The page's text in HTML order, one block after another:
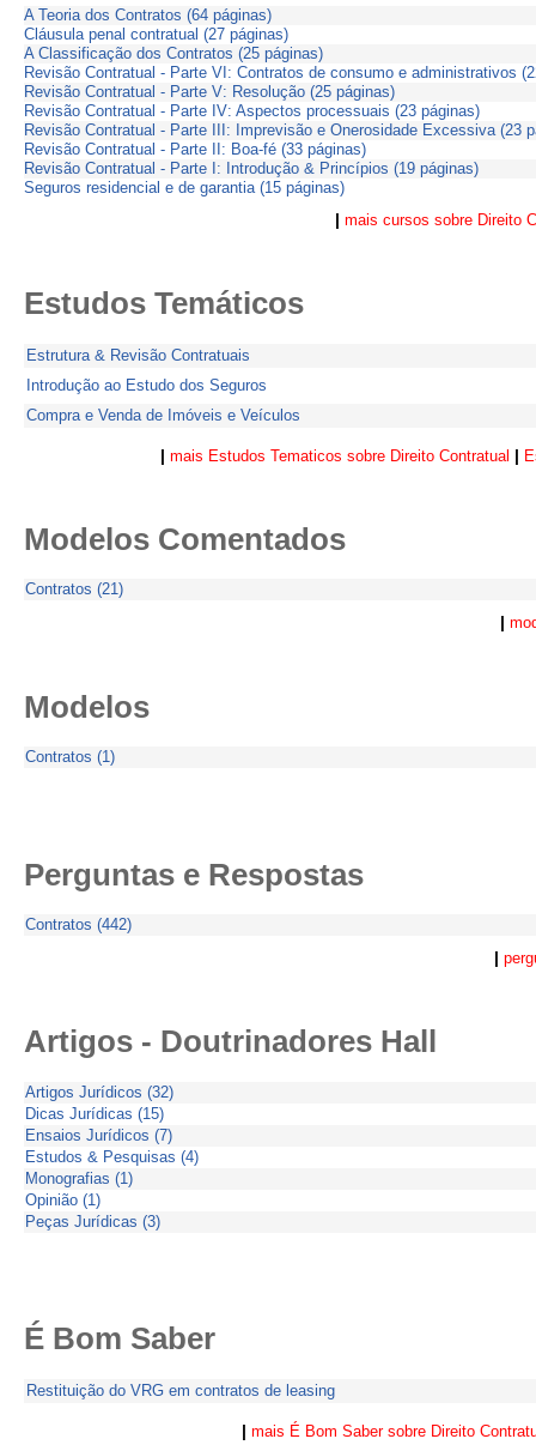
A Teoria dos Contratos (64 páginas)
Cláusula penal contratual (27 páginas)
A Classificação dos Contratos (25 páginas)
Revisão Contratual - Parte VI: Contratos de consumo e administrativos
Revisão Contratual - Parte V: Resolução (25 páginas)
Revisão Contratual - Parte IV: Aspectos processuais (23 páginas)
Revisão Contratual - Parte III: Imprevisão e Onerosidade Excessiva (23
Revisão Contratual - Parte II: Boa-fé (33 páginas)
Revisão Contratual - Parte I: Introdução & Princípios (19 páginas)
Seguros residencial e de garantia (15 páginas)
| mais cursos sobre Direito
Estudos Temáticos
Estrutura & Revisão Contratuais
Introdução ao Estudo dos Seguros
Compra e Venda de Imóveis e Veículos
| mais Estudos Tematicos sobre Direito Contratual |
Modelos Comentados
Contratos (21)
|
Modelos
Contratos (1)
Perguntas e Respostas
Contratos (442)
|
Artigos - Doutrinadores Hall
Artigos Jurídicos (32)
Dicas Jurídicas (15)
Ensaios Jurídicos (7)
Estudos & Pesquisas (4)
Monografias (1)
Opinião (1)
Peças Jurídicas (3)
É Bom Saber
Restituição do VRG em contratos de leasing
| mais É Bom Saber sobre Direito